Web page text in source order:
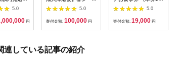
旅館やホテ
きる宿泊補
い旅の思い
ホテル 旅
行 観光 ト
5.0
円
ン先行予約権（２名様
分の乗船予約の権利）
5.0
寄付金額: 100,000 円
で2名様ご利用）北越
の小京都の老舗割烹
「山重」料亭ランチペ
5.0
寄付金額: 19,000 円
連している記事の紹介